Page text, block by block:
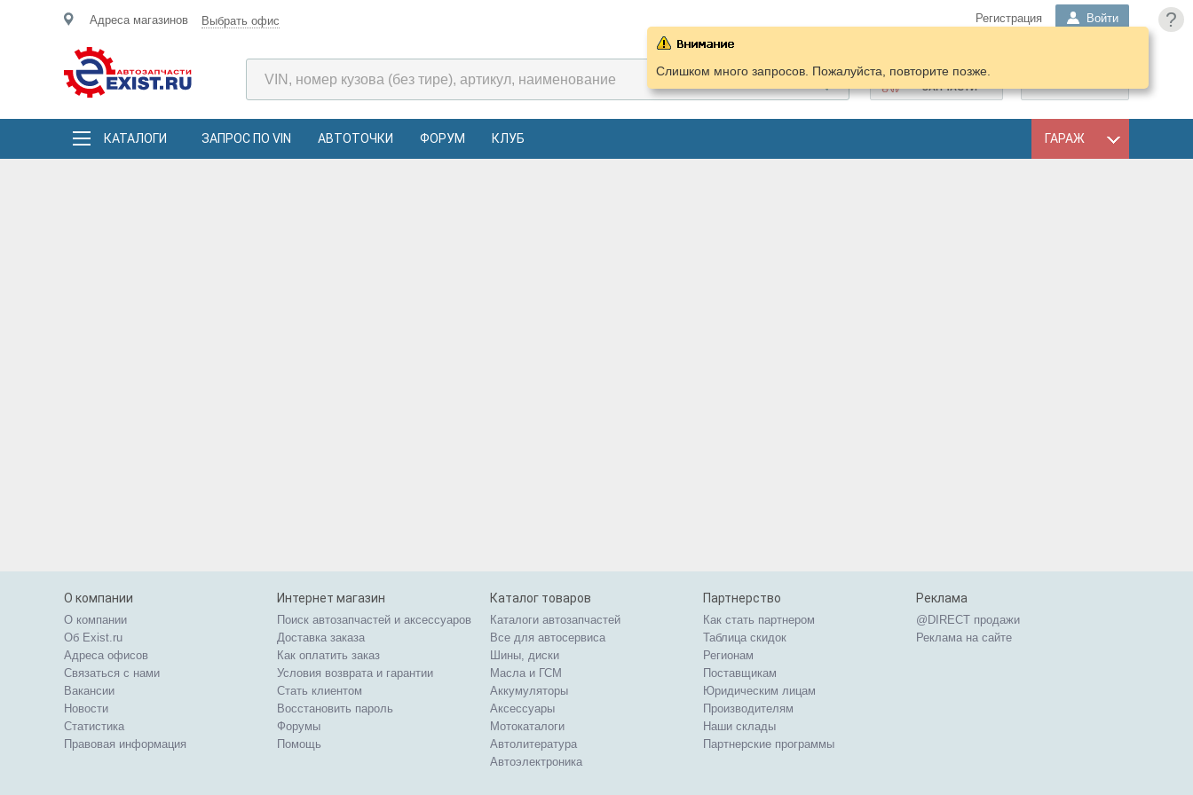
?
Адреса магазинов Выбрать офис Регистрация Войти
ПОДОБРАТЬ
ЗАПЧАСТИ
КАТАЛОГИ ЗАПРОС ПО VIN АВТОТОЧКИ ФОРУМ КЛУБ ГАРАЖ
Слишком много запросов. Пожалуйста, повторите позже.
О компании
О компании
Об Exist.ru
Адреса офисов
Связаться с нами
Вакансии
Новости
Статистика
Правовая информация
Интернет магазин
Поиск автозапчастей и аксессуаров
Доставка заказа
Как оплатить заказ
Условия возврата и гарантии
Стать клиентом
Восстановить пароль
Форумы
Помощь
Каталог товаров
Каталоги автозапчастей
Все для автосервиса
Шины, диски
Масла и ГСМ
Аккумуляторы
Аксессуары
Мотокаталоги
Автолитература
Автоэлектроника
Партнерство
Как стать партнером
Таблица скидок
Регионам
Поставщикам
Юридическим лицам
Производителям
Наши склады
Партнерские программы
Реклама
@DIRECT продажи
Реклама на сайте